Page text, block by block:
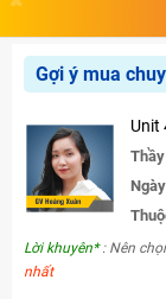
Gợi ý mua
Unit
Lời khuyên*: Nên
nhất